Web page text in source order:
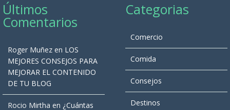
Últimos
Comentarios
Roger Muñez en LOS
MEJORES CONSEJOS PARA
MEJORAR EL CONTENIDO
DE TU BLOG
Rocio Mirtha en ¿Cuántas
Categorias
Comercio
Comida
Consejos
Destinos